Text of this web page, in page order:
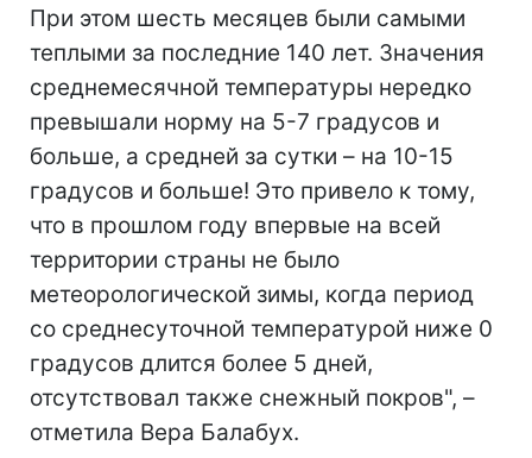
При этом шесть месяцев были самыми
теплыми за последние 140 лет. Значения
среднемесячной температуры нередко
превышали норму на 5-7 градусов и
больше, а средней за сутки – на 10-15
градусов и больше! Это привело к тому,
что в прошлом году впервые на всей
территории страны не было
метеорологической зимы, когда период
со среднесуточной температурой ниже 0
градусов длится более 5 дней,
отсутствовал также снежный покров", –
отметила Вера Балабух.